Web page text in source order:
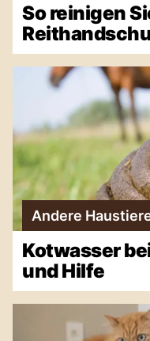
So reinigen
Andere
Kotwasser
und Hilfe